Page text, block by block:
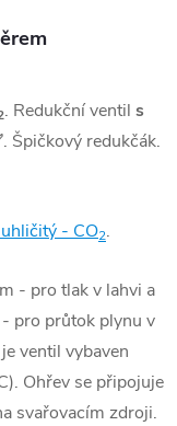
. Redukční ventil s
. Špičkový redukčák.
- CO2.
- pro tlak v lahvi a
pro průtok plynu v
ventil vybaven
Ohřev se připojuje
svařovacím zdroji.